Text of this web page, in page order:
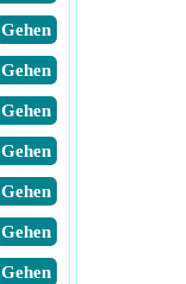
​Gehen
​Gehen
​Gehen
​Gehen
​Gehen
​Gehen
​Gehen